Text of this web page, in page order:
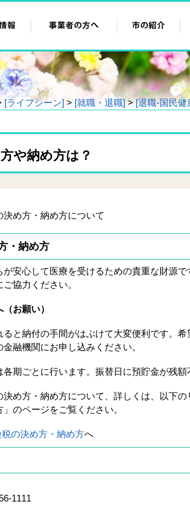
[ライフシーン]> [就職・退職]>[退職‐国民
や納め方は？
決め方・納め方について
・納め方
が安心して医療を受けるための貴重な財源
協力ください。
お願い）
と納付の手間がはぶけて大変便利です。
融機関にお申し込みください。
期ごとに行います。振替日に預貯金が残額
決め方・納め方について、詳しくは、以下
のページをご覧ください。
の決め方・納め方へ
1111